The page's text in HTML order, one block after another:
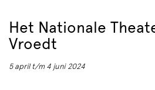
Het Nationale
Vroedt
5 april t/m 4 juni 2024